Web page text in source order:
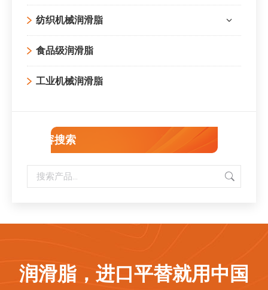
纺织机械润滑脂
食品级润滑脂
工业机械润滑脂
内容搜索
润滑脂，进口平替就用中国